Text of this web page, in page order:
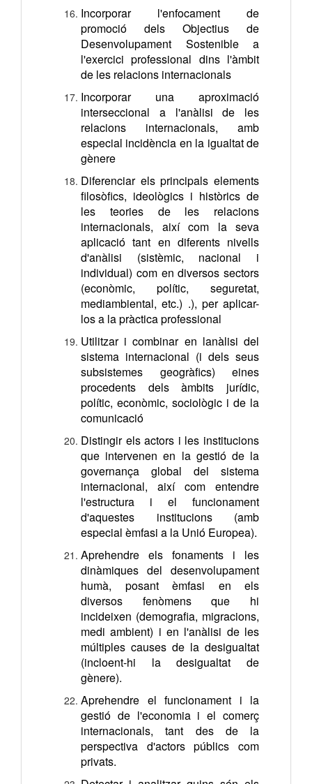
Incorporar l'enfocament de
promoció dels Objectius de
Desenvolupament Sostenible a
l'exercici professional dins l'àmbit
de les relacions internacionals
Incorporar una aproximació
interseccional a l'anàlisi de les
relacions internacionals, amb
especial incidència en la igualtat de
gènere
Diferenciar els principals elements
filosòfics, ideològics i històrics de
les teories de les relacions
internacionals, així com la seva
aplicació tant en diferents nivells
d'anàlisi (sistèmic, nacional i
individual) com en diversos sectors
(econòmic, polític, seguretat,
mediambiental, etc.) .), per aplicar-
los a la pràctica professional
Utilitzar i combinar en lanàlisi del
sistema internacional (i dels seus
subsistemes geogràfics) eines
procedents dels àmbits jurídic,
polític, econòmic, sociològic i de la
comunicació
Distingir els actors i les institucions
que intervenen en la gestió de la
governança global del sistema
internacional, així com entendre
l'estructura i el funcionament
d'aquestes institucions (amb
especial èmfasi a la Unió Europea).
Aprehendre els fonaments i les
dinàmiques del desenvolupament
humà, posant èmfasi en els
diversos fenòmens que hi
incideixen (demografia, migracions,
medi ambient) i en l'anàlisi de les
múltiples causes de la desigualtat
(incloent-hi la desigualtat de
gènere).
Aprehendre el funcionament i la
gestió de l'economia i el comerç
internacionals, tant des de la
perspectiva d'actors públics com
privats.